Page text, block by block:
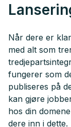
Når dere er
med alt som
fungerer som
publiseres på
kan gjøre
hos din
dere inn i dette.